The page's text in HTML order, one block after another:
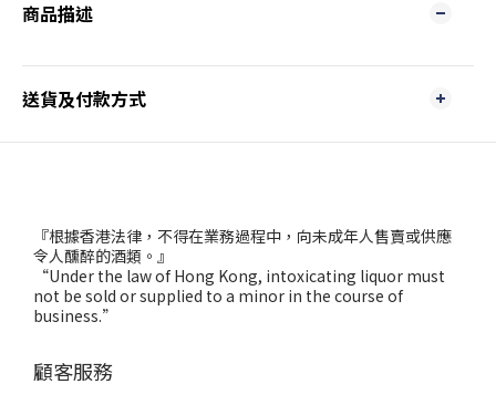
商品描述
送貨及付款方式
『根據香港法律，不得在業務過程中，向未成年人售賣或供應
令人醺醉的酒類。』
“Under the law of Hong Kong, intoxicating liquor must
not be sold or supplied to a minor in the course of
business.”
顧客服務